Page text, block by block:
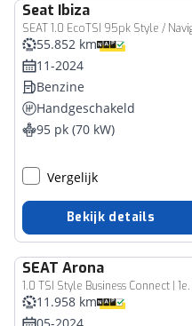
Seat Ibiza
55.852 km
11-2024
Benzine
Handgeschakeld
95 pk (70 kW)
Vergelijk
Bekijk details
SEAT Arona
11.958 km